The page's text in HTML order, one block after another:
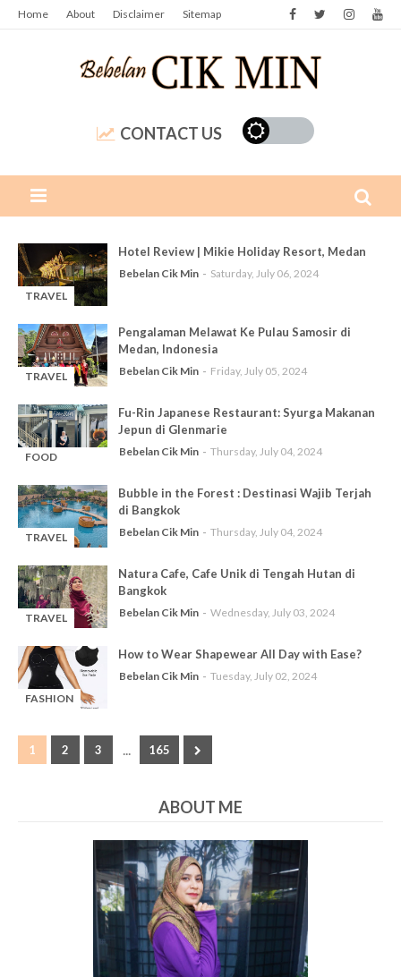
Home About Disclaimer Sitemap
CONTACT US
TRAVEL
Hotel Review | Mikie Holiday Resort, Medan
Bebelan Cik Min Saturday, July 06, 2024
TRAVEL
Pengalaman Melawat Ke Pulau Samosir di
Medan, Indonesia
Bebelan Cik Min Friday, July 05, 2024
FOOD
Fu-Rin Japanese Restaurant: Syurga Makanan
Jepun di Glenmarie
Bebelan Cik Min Thursday, July 04, 2024
TRAVEL
Bubble in the Forest : Destinasi Wajib Terjah
di Bangkok
Bebelan Cik Min Thursday, July 04, 2024
TRAVEL
Natura Cafe, Cafe Unik di Tengah Hutan di
Bangkok
Bebelan Cik Min Wednesday, July 03, 2024
FASHION
How to Wear Shapewear All Day with Ease?
Bebelan Cik Min Tuesday, July 02, 2024
1 2 3 ... 165
ABOUT ME